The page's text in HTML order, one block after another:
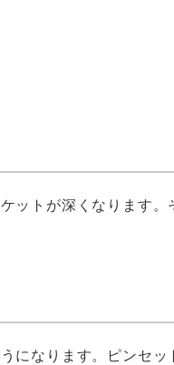
ットが深くなります
になります。ピンセッ